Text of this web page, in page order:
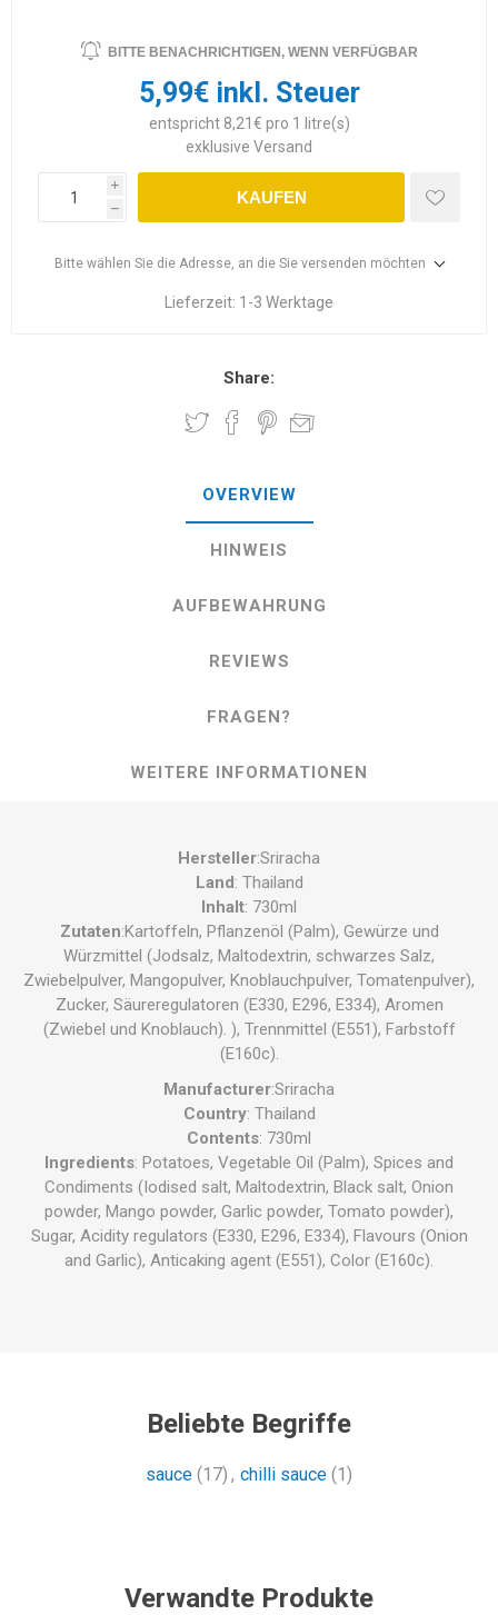
BITTE BENACHRICHTIGEN, WENN VERFÜGBAR
5,99€ inkl. Steuer
entspricht 8,21€ pro 1 litre(s)
exklusive Versand
i
h
KAUFEN
Bitte wählen Sie die Adresse, an die Sie versenden möchten
Lieferzeit: 1-3 Werktage
Share:
OVERVIEW
HINWEIS
AUFBEWAHRUNG
REVIEWS
FRAGEN?
WEITERE INFORMATIONEN
Hersteller:Sriracha
Land: Thailand
Inhalt: 730ml
Zutaten:Kartoffeln, Pflanzenöl (Palm), Gewürze und
Würzmittel (Jodsalz, Maltodextrin, schwarzes Salz,
Zwiebelpulver, Mangopulver, Knoblauchpulver, Tomatenpulver),
Zucker, Säureregulatoren (E330, E296, E334), Aromen
(Zwiebel und Knoblauch). ), Trennmittel (E551), Farbstoff
(E160c).
Manufacturer:Sriracha
Country: Thailand
Contents: 730ml
Ingredients: Potatoes, Vegetable Oil (Palm), Spices and
Condiments (Iodised salt, Maltodextrin, Black salt, Onion
powder, Mango powder, Garlic powder, Tomato powder),
Sugar, Acidity regulators (E330, E296, E334), Flavours (Onion
and Garlic), Anticaking agent (E551), Color (E160c).
Beliebte Begriffe
sauce (17) , chilli sauce (1)
Verwandte Produkte